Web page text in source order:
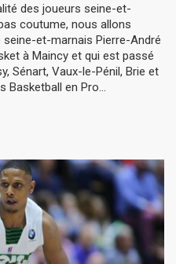
des joueurs seine-et-
coutume, nous allons
seine-et-marnais Pierre-André
à Maincy et qui est passé
Sénart, Vaux-le-Pénil, Brie et
Basketball en Pro…